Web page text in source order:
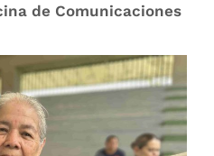
de Comunicaciones